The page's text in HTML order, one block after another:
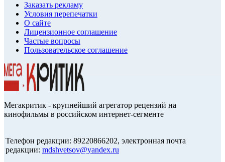
Заказать рекламу
Условия перепечатки
О сайте
Лицензионное соглашение
Частые вопросы
Пользовательское соглашение
Мегакритик - крупнейший агрегатор рецензий на
кинофильмы в российском интернет-сегменте
Телефон редакции: 89220866202, электронная почта
редакции: mdshvetsov@yandex.ru